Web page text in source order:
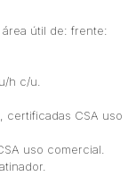
útil de: frente:
h c/u.
certificadas CSA uso
uso comercial.